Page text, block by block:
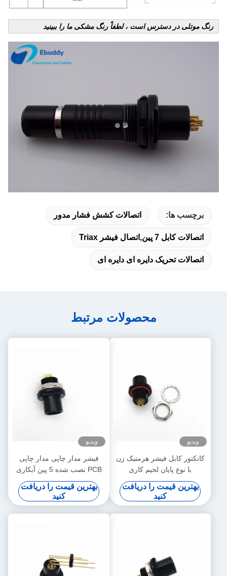
رنگ موتلی در دسترس است ، لطفاً رنگ مشکی ما را ببینید
برچسب ها: اتصالات کشش فشار مدور
اتصالات کابل 7 پین,اتصال فیشر Triax
اتصالات تحریک دایره ای دایره ای
محصولات مرتبط
ویدیو
کانکتور کابل فیشر هرمتیک زن
با نوع پایان لحیم کاری
بهترین قیمت را دریافت
کنید
ویدیو
فیشر مدار چاپی مدار چاپی
PCB نصب شده 5 پین آبکاری
مشکی
بهترین قیمت را دریافت
کنید